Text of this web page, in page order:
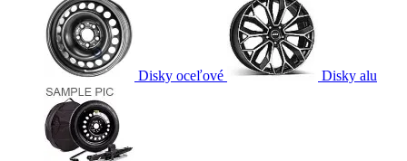
Disky oceľové Disky alu